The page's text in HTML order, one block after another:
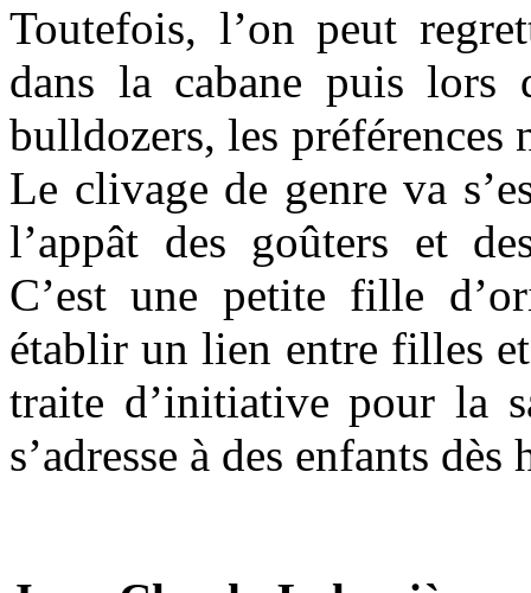
Toutefois, l’on peut
dans la cabane puis lors
bulldozers, les préférences
Le clivage de genre va
l’appât des goûters et
C’est une petite fille
établir un lien entre filles
traite d’initiative pour la
s’adresse à des enfants dès